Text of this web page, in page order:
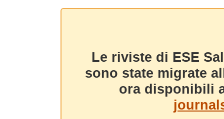
Le riviste di ESE
sono state migrate
ora disponibili